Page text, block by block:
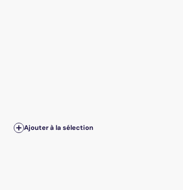
Ajouter à la sélection